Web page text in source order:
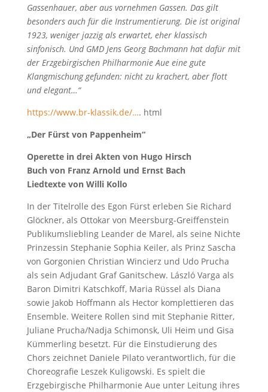
Gassenhauer, aber aus vornehmen Gassen. Das gilt
besonders auch für die Instrumentierung. Die ist original
1923, weniger jazzig als erwartet, eher klassisch
sinfonisch. Und GMD Jens Georg Bachmann hat dafür mit
der Erzgebirgischen Philharmonie Aue eine gute
Klangmischung gefunden: nicht zu krachert, aber flott
und elegant…“
https://www.br-klassik.de/…. html
„Der Fürst von Pappenheim“
Operette in drei Akten von Hugo Hirsch
Buch von Franz Arnold und Ernst Bach
Liedtexte von Willi Kollo
In der Titelrolle des Egon Fürst erleben Sie Richard
Glöckner, als Ottokar von Meersburg-Greiffenstein
Publikumsliebling Leander de Marel, als seine Nichte
Prinzessin Stephanie Sophia Keiler, als Prinz Sascha
von Gorgonien Christian Wincierz und Udo Prucha
als sein Adjudant Graf Ganitschew. László Varga als
Baron Dimitri Katschkoff, Maria Rüssel als Diana
sowie Jakob Hoffmann als Hector komplettieren das
Ensemble. Weitere Rollen sind mit Stephanie Ritter,
Juliane Prucha/Nadja Schimonsk, Uli Heim und Gisa
Kümmerling besetzt. Für die Einstudierung des
Chors zeichnet Daniele Pilato verantwortlich, für die
Choreografie Leszek Kuligowski. Es spielt die
Erzgebirgische Philharmonie Aue unter Leitung ihres